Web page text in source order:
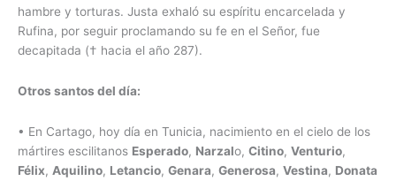
hambre y torturas. Justa exhaló su espíritu encarcelada y
Rufina, por seguir proclamando su fe en el Señor, fue
decapitada († hacia el año 287).
Otros santos del día:
• En Cartago, hoy día en Tunicia, nacimiento en el cielo de los
mártires escilitanos Esperado, Narzalo, Citino, Venturio,
Félix, Aquilino, Letancio, Genara, Generosa, Vestina, Donata